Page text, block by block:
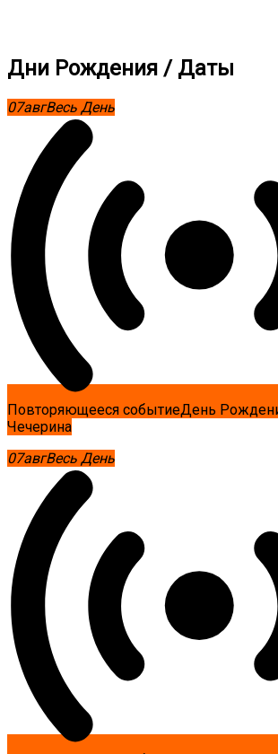
Дни Рождения / Даты
07авгВесь День
Повторяющееся событиеДень
Чечерина
07авгВесь День